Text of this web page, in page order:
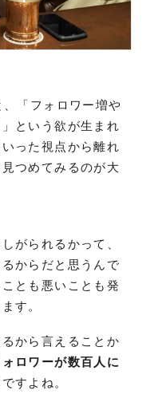
「フォロワー増や
という欲が生まれ
った視点から離れ
つめてみるのが大
がられるかって、
からだと思うんで
とも悪いことも発
す。
から言えることか
ロワーが数百人に
すよね。